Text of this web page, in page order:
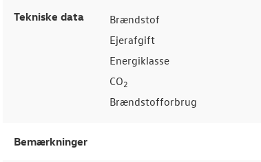
Tekniske data Brændstof
Ejerafgift
Energiklasse
CO2
Brændstofforbrug
Bemærkninger